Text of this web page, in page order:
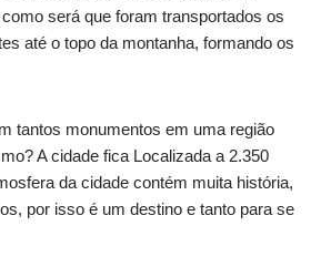
será que foram transportados os
até o topo da montanha, formando os
tantos monumentos em uma região
A cidade fica Localizada a 2.350
da cidade contém muita história,
por isso é um destino e tanto para se